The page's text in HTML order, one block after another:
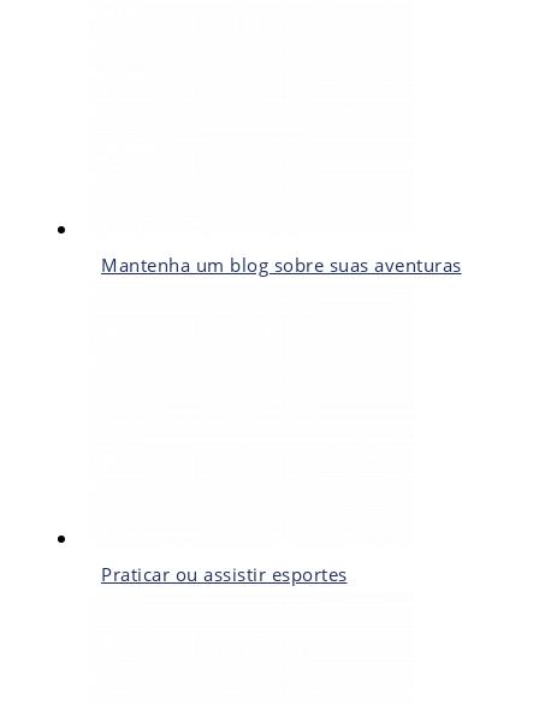
Mantenha um blog sobre suas aventuras
Praticar ou assistir esportes